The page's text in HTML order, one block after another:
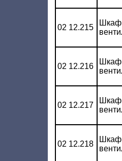
02 12.215
Шкаф
02 12.216
Шкаф
02 12.217
Шкаф
02 12.218
Шкаф